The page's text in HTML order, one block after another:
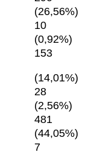
(26,56%)
10
(0,92%)
153
(14,01%)
28
(2,56%)
481
(44,05%)
7